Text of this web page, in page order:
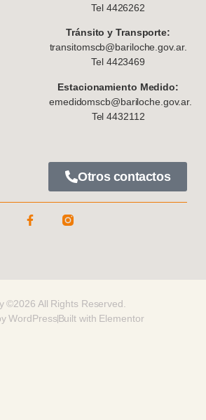
Tel 4426262
Tránsito y Transporte:
transitomscb@bariloche.gov.ar.
Tel 4423469
Estacionamiento Medido:
emedidomscb@bariloche.gov.ar.
Tel 4432112
Otros contactos
©2026 All Rights Reserved.
WordPressBuilt with Elementor